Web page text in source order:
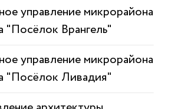
управление микрорайона
"Посёлок Врангель"
управление микрорайона
"Посёлок Ливадия"